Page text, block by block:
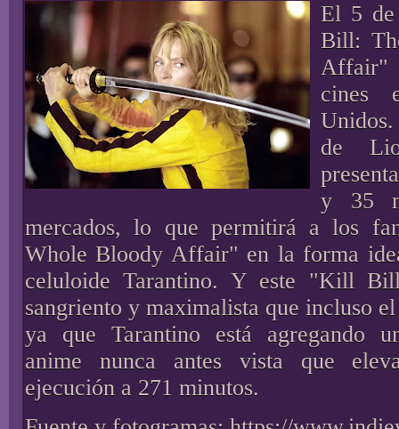
El 5
Bill:
Affair"
cines
de
y 35
mercados, lo que permitirá a los
Whole Bloody Affair" en la forma
celuloide Tarantino. Y este "Kill
sangriento y maximalista que incluso
ya que Tarantino está agregando
anime nunca antes vista que
ejecución a 271 minutos.